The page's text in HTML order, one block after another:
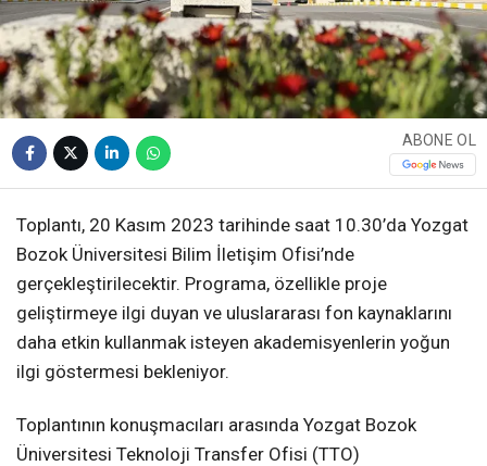
ABONE OL
Toplantı, 20 Kasım 2023 tarihinde saat 10.30’da Yozgat
Bozok Üniversitesi Bilim İletişim Ofisi’nde
gerçekleştirilecektir. Programa, özellikle proje
geliştirmeye ilgi duyan ve uluslararası fon kaynaklarını
daha etkin kullanmak isteyen akademisyenlerin yoğun
ilgi göstermesi bekleniyor.
Toplantının konuşmacıları arasında Yozgat Bozok
Üniversitesi Teknoloji Transfer Ofisi (TTO)